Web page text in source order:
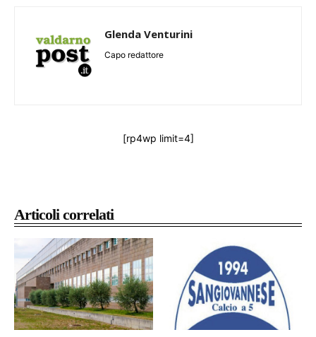
Articoli correlati
Glenda Venturini
Capo redattore
[rp4wp limit=4]